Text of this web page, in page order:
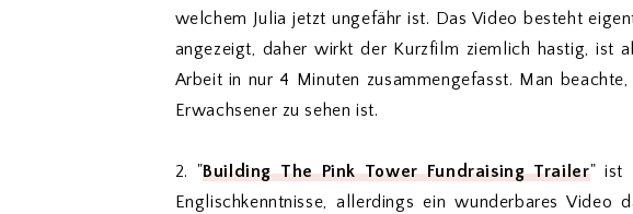
welchem Julia jetzt ungefähr ist. Das Video besteht
angezeigt, daher wirkt der Kurzfilm ziemlich hastig, ist
Arbeit in nur 4 Minuten zusammengefasst. Man
Erwachsener zu sehen ist.
2. "Building The Pink Tower Fundraising Trailer" ist
Englischkenntnisse, allerdings ein wunderbares